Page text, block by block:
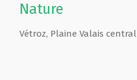
Nature
Vétroz, Plaine Valais central